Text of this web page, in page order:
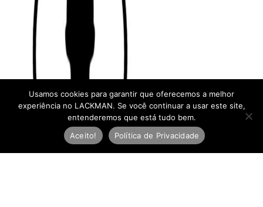
Usamos cookies para garantir que oferecemos a melhor
experiência no LACKMAN. Se você continuar a usar este site,
entenderemos que está tudo bem.
Aceito!
Política de Privacidade